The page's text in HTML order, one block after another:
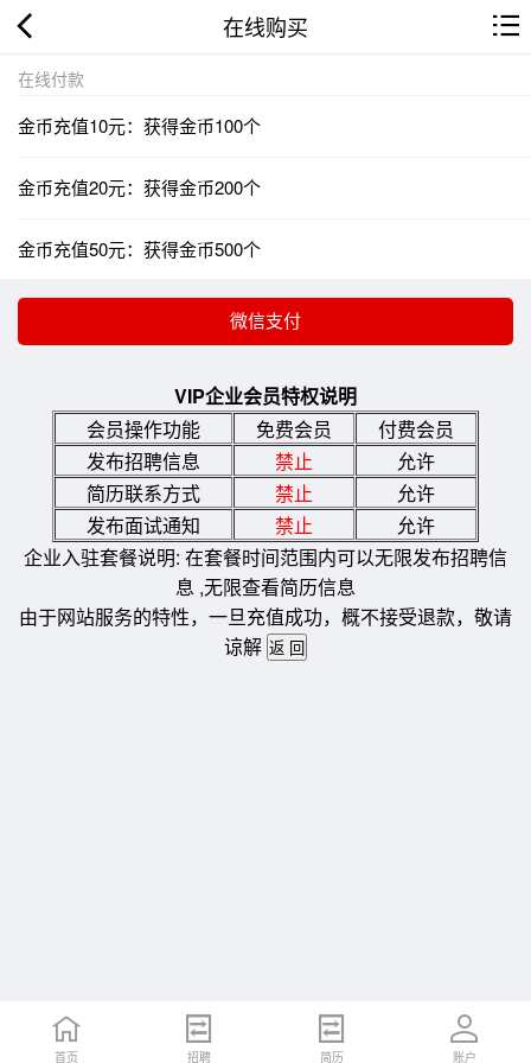
在线购买
在线付款
金币充值10元：获得金币100个
金币充值20元：获得金币200个
金币充值50元：获得金币500个
VIP企业会员特权说明
会员操作功能
免费会员
付费会员
发布招聘信息
禁止
允许
简历联系方式
禁止
允许
发布面试通知
禁止
允许
企业入驻套餐说明: 在套餐时间范围内可以无限发布招聘信
息 ,无限查看简历信息
由于网站服务的特性，一旦充值成功，概不接受退款，敬请
谅解
首页 招聘 简历 账户